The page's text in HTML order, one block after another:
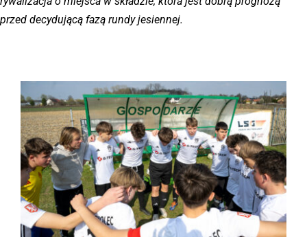
przed decydującą fazą rundy jesiennej.
2026-04-11 Sokół Smolec – AP Brzeg
Dolny
Mecz Mecz trampkarzy